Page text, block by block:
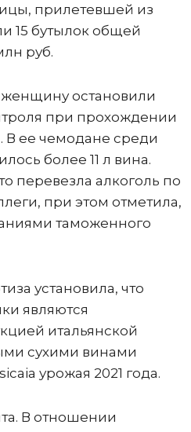
прилетевшей из
15 бутылок общей
руб.
остановили
при прохождении
В ее чемодане среди
более 11 л вина.
перевезла алкоголь по
при этом отметила,
таможенного
установила, что
являются
итальянской
сухими винами
урожая 2021 года.
В отношении